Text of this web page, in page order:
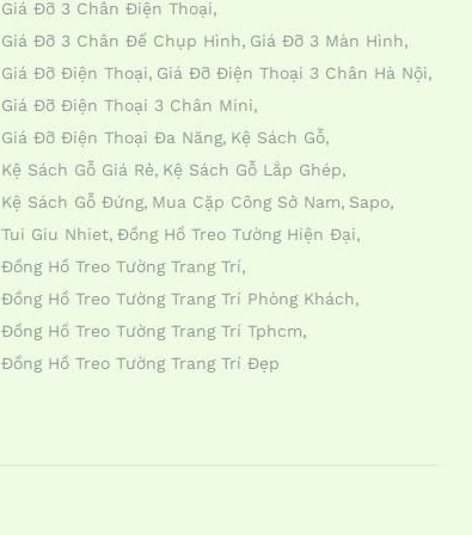
Giá Đỡ 3 Chân Điện Thoại
Giá Đỡ 3 Chân Đế Chụp Hình Giá Đỡ 3 Màn Hình
Giá Đỡ Điện Thoại Giá Đỡ Điện Thoại 3 Chân Hà Nội
Giá Đỡ Điện Thoại 3 Chân Mini
Giá Đỡ Điện Thoại Đa Năng Kệ Sách Gỗ
Kệ Sách Gỗ Giá Rẻ Kệ Sách Gỗ Lắp Ghép
Kệ Sách Gỗ Đứng Mua Cặp Công Sở Nam Sapo
Tui Giu Nhiet Đồng Hồ Treo Tường Hiện Đại
Đồng Hồ Treo Tường Trang Trí
Đồng Hồ Treo Tường Trang Trí Phòng Khách
Đồng Hồ Treo Tường Trang Trí Tphcm
Đồng Hồ Treo Tường Trang Trí Đẹp